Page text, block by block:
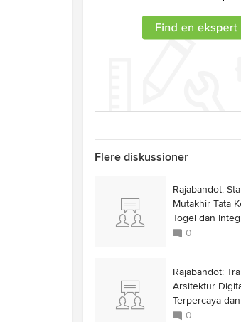
Flere diskussioner
Rajabandot:
Mutakhir Tata
Togel dan
0
Rajabandot:
Arsitektur
Terpercaya dan
0